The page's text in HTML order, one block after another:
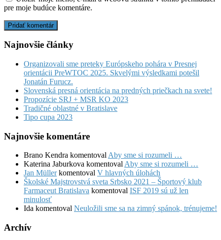
pre moje budúce komentáre.
Najnovšie články
Organizovali sme preteky Európskeho pohára v Presnej
orientácii PreWTOC 2025. Skvelými výsledkami potešil
Jonatán Furucz.
Slovenská presná orientácia na predných priečkach na svete!
Propozície SRJ + MSR KO 2023
Tradičné oblastné v Bratislave
Tipo cupa 2023
Najnovšie komentáre
Brano Kendra komentovalAby sme si rozumeli …
Katerina Jaburkova komentovalAby sme si rozumeli …
Jan Müllerkomentoval V hlavných úlohách
Školské Majstrovstvá sveta Srbsko 2021 – Športový klub
Farmaceut Bratislava komentoval ISF 2019 sú už len
minulosť
Ida komentoval Neuložili sme sa na zimný spánok, trénujeme!
Archív